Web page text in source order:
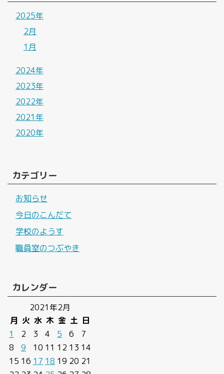
2025年
2月
1月
2024年
2023年
2022年
2021年
2020年
カテゴリー
お知らせ
今日のこんだて
学校のようす
職員室のつぶやき
カレンダー
2021年2月
月 火 水 木 金 土 日
1
2 3 4 5 6
7
8
9 10 11 12 13 14
15 16 17 18 19 20 21